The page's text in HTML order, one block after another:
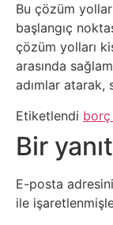
ve
Sağlık
Bu çözüm
başlangıç
çözüm yolları
arasında
adımlar atarak,
Etiketlendi borç
Bir
E-posta
ile